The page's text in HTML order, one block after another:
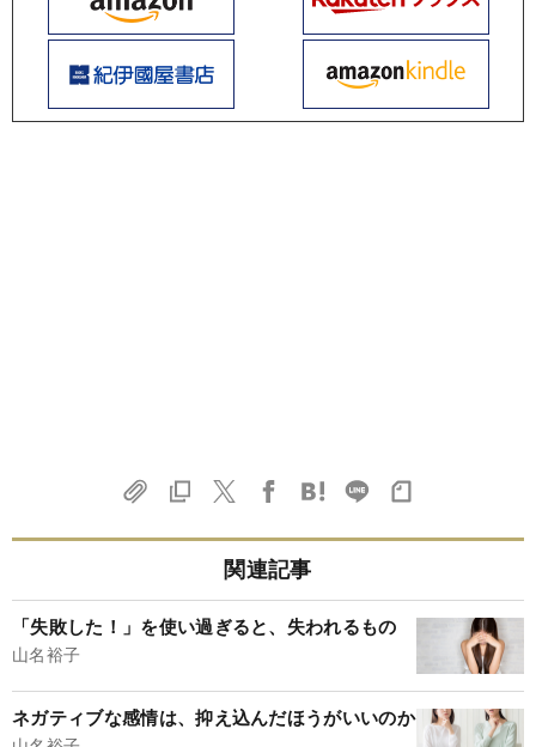
関連記事
「失敗した！」を使い過ぎると、失われるもの
山名裕子
ネガティブな感情は、抑え込んだほうがいいのか